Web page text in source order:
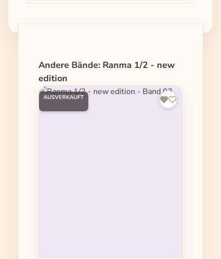
Produktgalerie überspringen
Andere Bände: Ranma 1/2 - new
edition
AUSVERKAUFT